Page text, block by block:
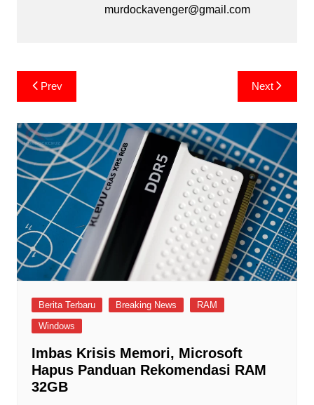
murdockavenger@gmail.com
Post
navigation
Prev Next
Berita Terbaru Breaking News
RAM
Windows
Imbas Krisis Memori, Microsoft
Hapus Panduan Rekomendasi RAM
32GB